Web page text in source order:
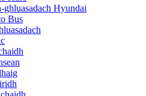
ghluasadach Hyundai
Bus